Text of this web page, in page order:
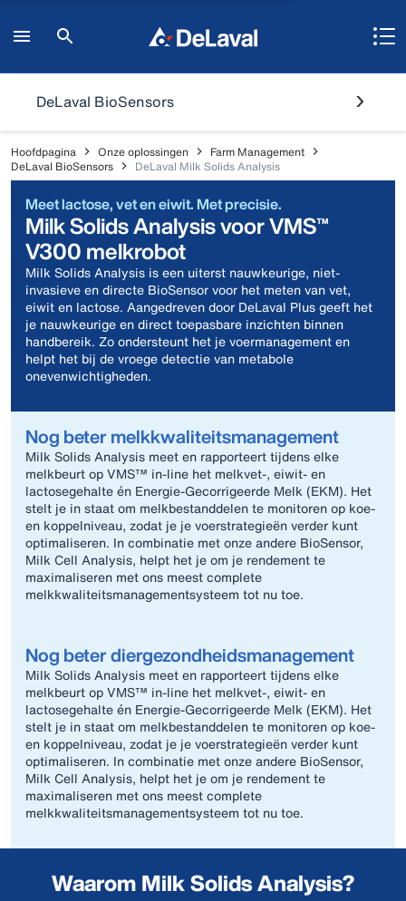
DeLaval BioSensors
Hoofdpagina Onze oplossingen
Farm Management
DeLaval BioSensors
DeLaval Milk Solids Analysis
Meet lactose, vet en eiwit. Met precisie.
Milk Solids Analysis voor VMS™
V300 melkrobot
Milk Solids Analysis is een uiterst nauwkeurige, niet-
invasieve en directe BioSensor voor het meten van vet,
eiwit en lactose. Aangedreven door DeLaval Plus geeft het
je nauwkeurige en direct toepasbare inzichten binnen
handbereik. Zo ondersteunt het je voermanagement en
helpt het bij de vroege detectie van metabole
onevenwichtigheden.
Nog beter melkkwaliteitsmanagement
Milk Solids Analysis meet en rapporteert tijdens elke
melkbeurt op VMS™ in-line het melkvet-, eiwit- en
lactosegehalte én Energie‑Gecorrigeerde Melk (EKM). Het
stelt je in staat om melkbestanddelen te monitoren op koe-
en koppel­niveau, zodat je je voerstrategieën verder kunt
optimaliseren. In combinatie met onze andere BioSensor,
Milk Cell Analysis, helpt het je om je rendement te
maximaliseren met ons meest complete
melkkwaliteitsmanagementsysteem tot nu toe.
Nog beter diergezondheidsmanagement
Milk Solids Analysis meet en rapporteert tijdens elke
melkbeurt op VMS™ in-line het melkvet-, eiwit- en
lactosegehalte én Energie‑Gecorrigeerde Melk (EKM). Het
stelt je in staat om melkbestanddelen te monitoren op koe-
en koppel­niveau, zodat je je voerstrategieën verder kunt
optimaliseren. In combinatie met onze andere BioSensor,
Milk Cell Analysis, helpt het je om je rendement te
maximaliseren met ons meest complete
melkkwaliteitsmanagementsysteem tot nu toe.
Waarom Milk Solids Analysis?